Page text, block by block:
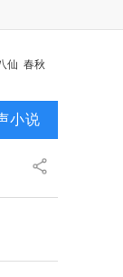
仙 春秋
小说